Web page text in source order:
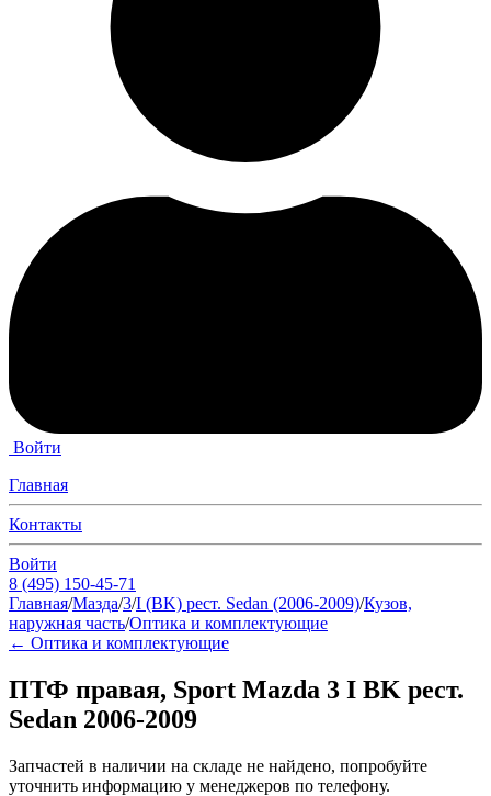
Войти
Главная
Контакты
Войти
8 (495) 150-45-71
Главная/Мазда/3/I (BK) рест. Sedan (2006-2009)/Кузов,
наружная часть/Оптика и комплектующие
← Оптика и комплектующие
ПТФ правая, Sport Mazda 3 I BK рест.
Sedan 2006-2009
Запчастей в наличии на складе не найдено, попробуйте
уточнить информацию у менеджеров по телефону.